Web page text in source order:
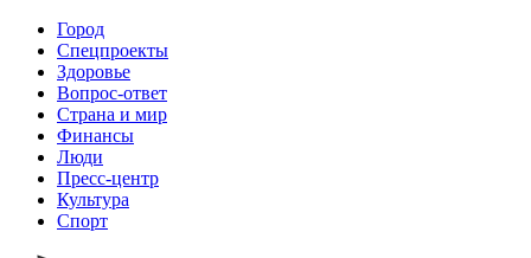
Город
Спецпроекты
Здоровье
Вопрос-ответ
Страна и мир
Финансы
Люди
Пресс-центр
Культура
Спорт